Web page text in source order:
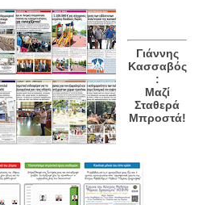
Γιάννης
Κασσαβός
:
Μαζί
Σταθερά
Μπροστά!